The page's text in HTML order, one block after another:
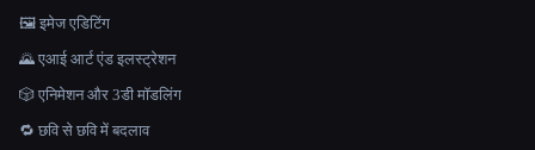
🖼️ इमेज एडिटिंग
🌄 एआई आर्ट एंड इलस्ट्रेशन
🎲 एनिमेशन और 3डी मॉडलिंग
🔁 छवि से छवि में बदलाव